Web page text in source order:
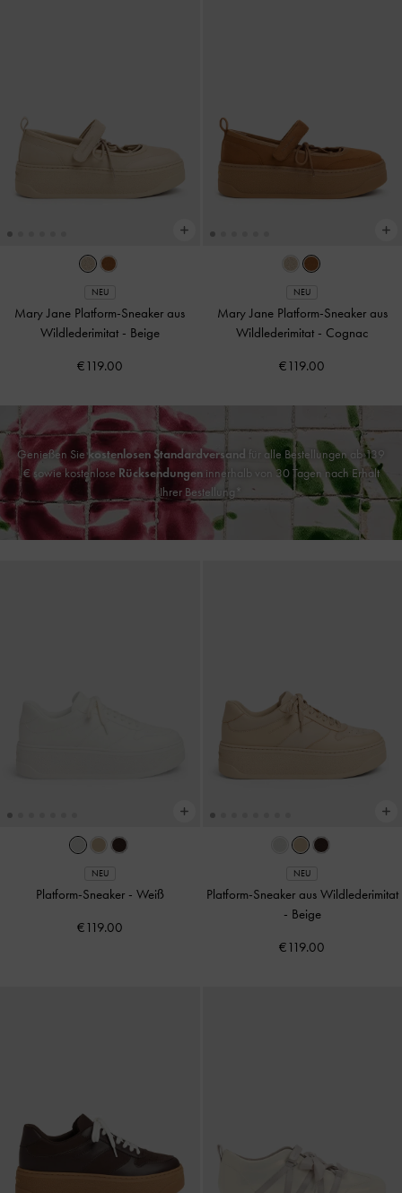
NEU
Mary Jane Platform-Sneaker aus
Wildlederimitat - Beige
€119.00
NEU
Mary Jane Platform-Sneaker aus
Wildlederimitat - Cognac
€119.00
Genießen Siekostenlosen Standardversand für alle Bestellungen ab 139
€ sowie kostenlose Rücksendungeninnerhalb von 30 Tagen nach Erhalt
Ihrer Bestellung*
NEU
Platform-Sneaker - Weiß
€119.00
NEU
Platform-Sneaker aus Wildlederimitat
- Beige
€119.00